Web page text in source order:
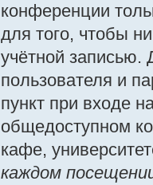
конференции
для того, чтобы
учётной записью.
пользователя и
пункт при входе
общедоступном
кафе,
каждом